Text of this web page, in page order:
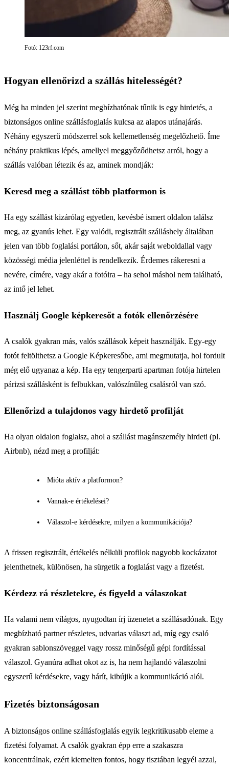
Fotó: 123rf.com
Hogyan ellenőrizd a szállás hitelességét?
Még ha minden jel szerint megbízhatónak tűnik is egy hirdetés, a
biztonságos online szállásfoglalás kulcsa az alapos utánajárás.
Néhány egyszerű módszerrel sok kellemetlenség megelőzhető. Íme
néhány praktikus lépés, amellyel meggyőződhetsz arról, hogy a
szállás valóban létezik és az, aminek mondják:
Keresd meg a szállást több platformon is
Ha egy szállást kizárólag egyetlen, kevésbé ismert oldalon találsz
meg, az gyanús lehet. Egy valódi, regisztrált szálláshely általában
jelen van több foglalási portálon, sőt, akár saját weboldallal vagy
közösségi média jelenléttel is rendelkezik. Érdemes rákeresni a
nevére, címére, vagy akár a fotóira – ha sehol máshol nem található,
az intő jel lehet.
Használj Google képkeresőt a fotók ellenőrzésére
A csalók gyakran más, valós szállások képeit használják. Egy-egy
fotót feltölthetsz a Google Képkeresőbe, ami megmutatja, hol fordult
még elő ugyanaz a kép. Ha egy tengerparti apartman fotója hirtelen
párizsi szállásként is felbukkan, valószínűleg csalásról van szó.
Ellenőrizd a tulajdonos vagy hirdető profilját
Ha olyan oldalon foglalsz, ahol a szállást magánszemély hirdeti (pl.
Airbnb), nézd meg a profilját:
Mióta aktív a platformon?
Vannak-e értékelései?
Válaszol-e kérdésekre, milyen a kommunikációja?
A frissen regisztrált, értékelés nélküli profilok nagyobb kockázatot
jelenthetnek, különösen, ha sürgetik a foglalást vagy a fizetést.
Kérdezz rá részletekre, és figyeld a válaszokat
Ha valami nem világos, nyugodtan írj üzenetet a szállásadónak. Egy
megbízható partner részletes, udvarias választ ad, míg egy csaló
gyakran sablonszöveggel vagy rossz minőségű gépi fordítással
válaszol. Gyanúra adhat okot az is, ha nem hajlandó válaszolni
egyszerű kérdésekre, vagy hárít, kibújik a kommunikáció alól.
Fizetés biztonságosan
A biztonságos online szállásfoglalás egyik legkritikusabb eleme a
fizetési folyamat. A csalók gyakran épp erre a szakaszra
koncentrálnak, ezért kiemelten fontos, hogy tisztában legyél azzal,